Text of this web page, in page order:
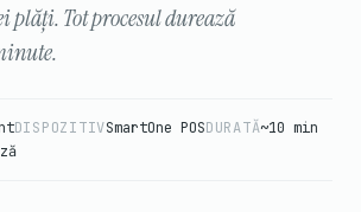
plăți. Tot procesul durează
DISPOZITIVSmartOne POSDURATĂ~10 min